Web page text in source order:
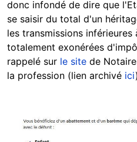
donc infondé de dire que
se saisir du total d'un
les transmissions
totalement exonérées
rappelé sur le site de
la profession (lien archivé ici
Image